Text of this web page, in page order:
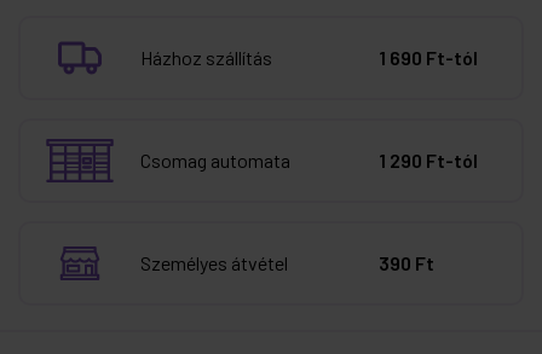
Házhoz szállítás 1 690 Ft-tól
Csomag automata 1 290 Ft-tól
Személyes átvétel 390 Ft